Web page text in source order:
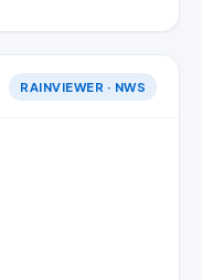
RAINVIEWER · NWS